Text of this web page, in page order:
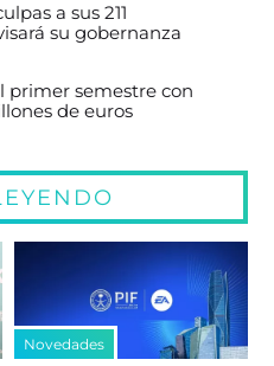
a sus 211
su gobernanza
primer semestre con
de euros
Novedades